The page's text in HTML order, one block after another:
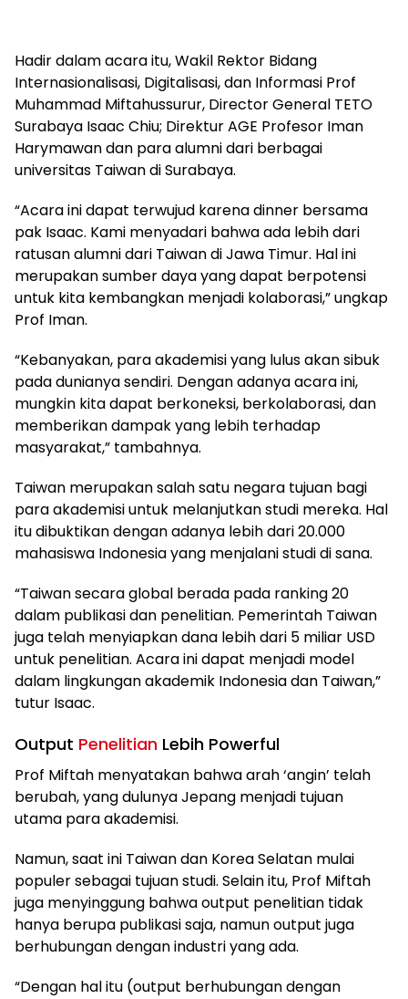
Hadir dalam acara itu, Wakil Rektor Bidang
Internasionalisasi, Digitalisasi, dan Informasi Prof
Muhammad Miftahussurur, Director General TETO
Surabaya Isaac Chiu; Direktur AGE Profesor Iman
Harymawan dan para alumni dari berbagai
universitas Taiwan di Surabaya.
“Acara ini dapat terwujud karena dinner bersama
pak Isaac. Kami menyadari bahwa ada lebih dari
ratusan alumni dari Taiwan di Jawa Timur. Hal ini
merupakan sumber daya yang dapat berpotensi
untuk kita kembangkan menjadi kolaborasi,” ungkap
Prof Iman.
“Kebanyakan, para akademisi yang lulus akan sibuk
pada dunianya sendiri. Dengan adanya acara ini,
mungkin kita dapat berkoneksi, berkolaborasi, dan
memberikan dampak yang lebih terhadap
masyarakat,” tambahnya.
Taiwan merupakan salah satu negara tujuan bagi
para akademisi untuk melanjutkan studi mereka. Hal
itu dibuktikan dengan adanya lebih dari 20.000
mahasiswa Indonesia yang menjalani studi di sana.
“Taiwan secara global berada pada ranking 20
dalam publikasi dan penelitian. Pemerintah Taiwan
juga telah menyiapkan dana lebih dari 5 miliar USD
untuk penelitian. Acara ini dapat menjadi model
dalam lingkungan akademik Indonesia dan Taiwan,”
tutur Isaac.
Output Penelitian Lebih Powerful
Prof Miftah menyatakan bahwa arah ‘angin’ telah
berubah, yang dulunya Jepang menjadi tujuan
utama para akademisi.
Namun, saat ini Taiwan dan Korea Selatan mulai
populer sebagai tujuan studi. Selain itu, Prof Miftah
juga menyinggung bahwa output penelitian tidak
hanya berupa publikasi saja, namun output juga
berhubungan dengan industri yang ada.
“Dengan hal itu (output berhubungan dengan